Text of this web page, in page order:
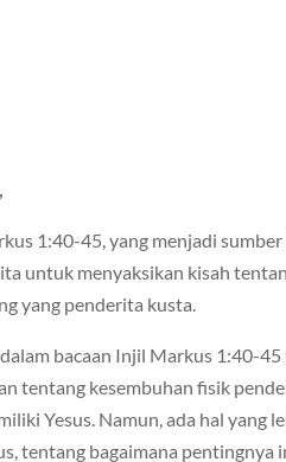
1:40-45, yang menjadi
untuk menyaksikan kisah
yang penderita kusta.
bacaan Injil Markus 1:40-
tentang kesembuhan fisik
Yesus. Namun, ada hal yang
tentang bagaimana pentingnya